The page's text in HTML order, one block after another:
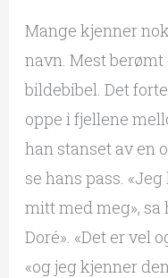
Mange kjenner
navn. Mest
bildebibel. Det
oppe i fjellene
han stanset av en
se hans pass.
mitt med meg», sa
Doré». «Det er vel
«og jeg kjenner